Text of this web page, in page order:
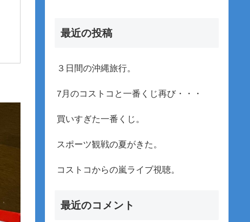
最近の投稿
３日間の沖縄旅行。
7月のコストコと一番くじ再び・・・
買いすぎた一番くじ。
スポーツ観戦の夏がきた。
コストコからの嵐ライブ視聴。
最近のコメント